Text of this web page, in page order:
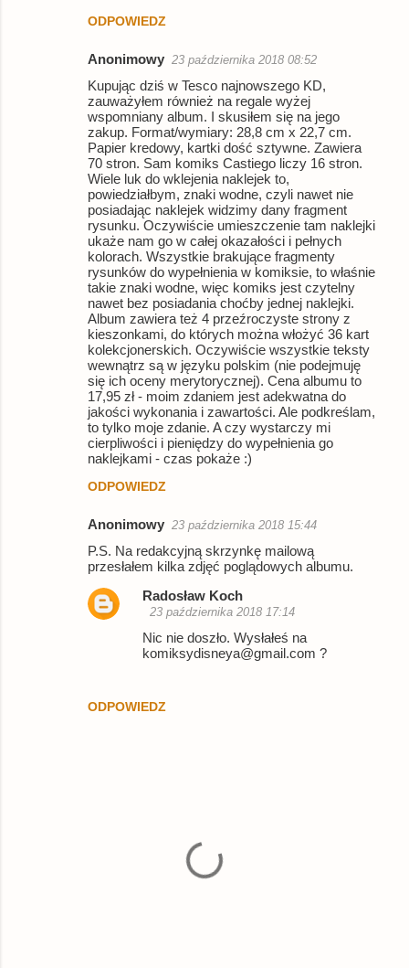
ODPOWIEDZ
Anonimowy 23 października 2018 08:52
Kupując dziś w Tesco najnowszego KD,
zauważyłem również na regale wyżej
wspomniany album. I skusiłem się na jego
zakup. Format/wymiary: 28,8 cm x 22,7 cm.
Papier kredowy, kartki dość sztywne. Zawiera
70 stron. Sam komiks Castiego liczy 16 stron.
Wiele luk do wklejenia naklejek to,
powiedziałbym, znaki wodne, czyli nawet nie
posiadając naklejek widzimy dany fragment
rysunku. Oczywiście umieszczenie tam naklejki
ukaże nam go w całej okazałości i pełnych
kolorach. Wszystkie brakujące fragmenty
rysunków do wypełnienia w komiksie, to właśnie
takie znaki wodne, więc komiks jest czytelny
nawet bez posiadania choćby jednej naklejki.
Album zawiera też 4 przeźroczyste strony z
kieszonkami, do których można włożyć 36 kart
kolekcjonerskich. Oczywiście wszystkie teksty
wewnątrz są w języku polskim (nie podejmuję
się ich oceny merytorycznej). Cena albumu to
17,95 zł - moim zdaniem jest adekwatna do
jakości wykonania i zawartości. Ale podkreślam,
to tylko moje zdanie. A czy wystarczy mi
cierpliwości i pieniędzy do wypełnienia go
naklejkami - czas pokaże :)
ODPOWIEDZ
Anonimowy 23 października 2018 15:44
P.S. Na redakcyjną skrzynkę mailową
przesłałem kilka zdjęć poglądowych albumu.
ODPOWIEDZ
Radosław Koch
23 października 2018 17:14
Nic nie doszło. Wysłałeś na
komiksydisneya@gmail.com ?